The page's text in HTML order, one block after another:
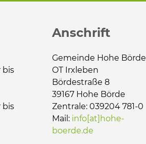
bis
bis
Anschrift
Gemeinde Hohe Börde
OT Irxleben
Bördestraße 8
39167 Hohe Börde
Zentrale: 039204 781-0
Mail: info[at]hohe-
boerde.de